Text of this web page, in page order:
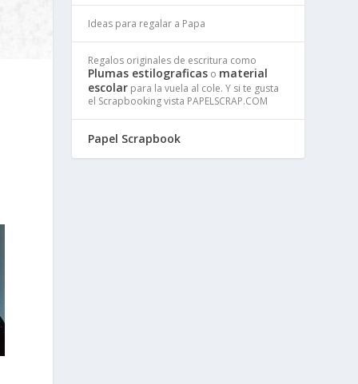
Ideas para regalar a Papa
Regalos originales de escritura como
Plumas estilograficas o material
escolar para la vuela al cole. Y si te gusta
el Scrapbooking vista PAPELSCRAP.COM
Papel Scrapbook